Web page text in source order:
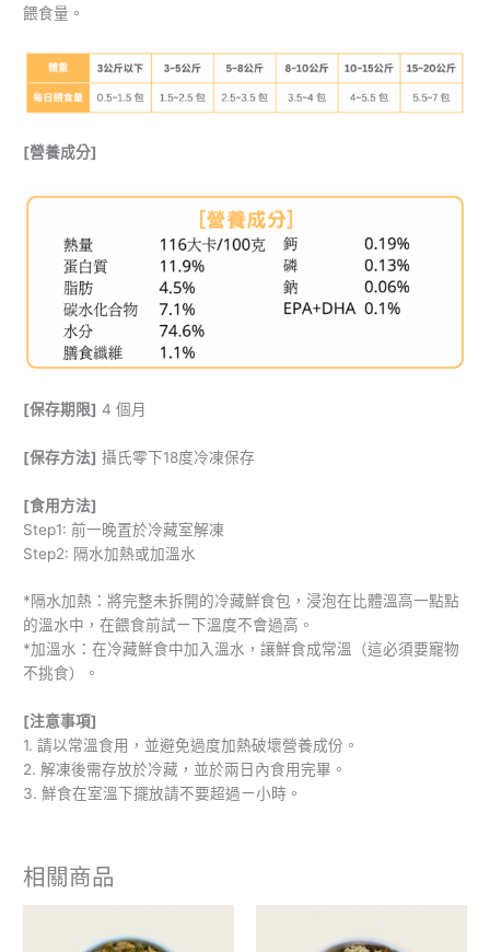
餵食量。
[營養成分]
[保存期限] 4 個月
[保存方法] 攝氏零下18度冷凍保存
[食用方法]
Step1: 前一晚置於冷藏室解凍
Step2: 隔水加熱或加溫水
*隔水加熱：將完整未拆開的冷藏鮮食包，浸泡在比體溫高一點點
的溫水中，在餵食前試ㄧ下溫度不會過高。
*加溫水：在冷藏鮮食中加入溫水，讓鮮食成常溫（這必須要寵物
不挑食）。
[注意事項]
1. 請以常溫食用，並避免過度加熱破壞營養成份。
2. 解凍後需存放於冷藏，並於兩日內食用完畢。
3. 鮮食在室溫下擺放請不要超過ㄧ小時。
相關商品